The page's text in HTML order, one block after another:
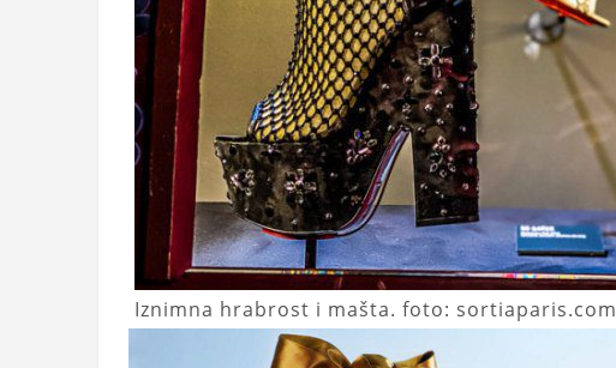
Iznimna hrabrost i mašta. foto: sortiaparis.com